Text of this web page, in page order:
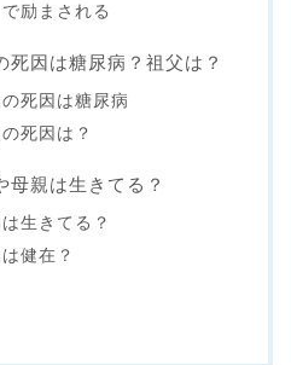
励まされる
死因は糖尿病？祖父は？
死因は糖尿病
死因は？
母親は生きてる？
生きてる？
健在？